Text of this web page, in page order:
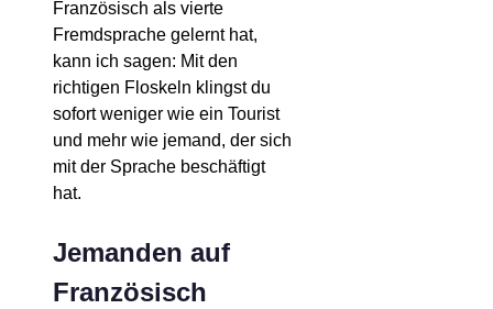
Französisch als vierte
Fremdsprache gelernt hat,
kann ich sagen: Mit den
richtigen Floskeln klingst du
sofort weniger wie ein Tourist
und mehr wie jemand, der sich
mit der Sprache beschäftigt
hat.
Jemanden auf
Französisch